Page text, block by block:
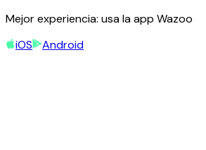
Mejor experiencia: usa la app Wazoo
iOS
Android